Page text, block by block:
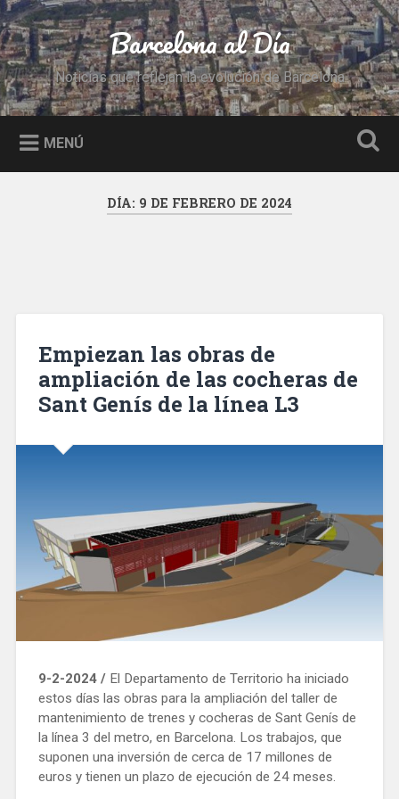
Saltar
al
contenido
Buscar Barcelona al Día
Noticias que reflejan la evolución de Barcelona
MENÚ
DÍA: 9 DE FEBRERO DE 2024
Empiezan las obras de
ampliación de las cocheras de
Sant Genís de la línea L3
9-2-2024 /El Departamento de Territorio ha iniciado
estos días las obras para la ampliación del taller de
mantenimiento de trenes y cocheras de Sant Genís de
la línea 3 del metro, en Barcelona. Los trabajos, que
suponen una inversión de cerca de 17 millones de
euros y tienen un plazo de ejecución de 24 meses.